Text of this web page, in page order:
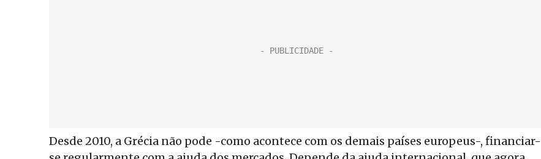
Desde 2010, a Grécia não pode -como acontece com os demais países europeus-, financiar-